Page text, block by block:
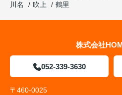
川名
吹上 鶴里
株式会社
052-339-3630
〒460-0025